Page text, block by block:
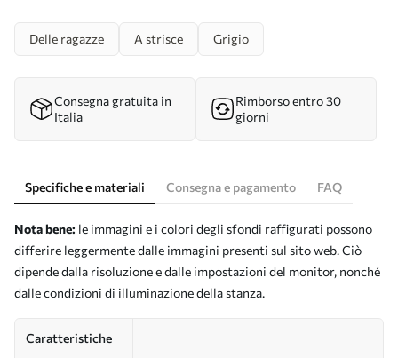
Delle ragazze A strisce Grigio
Consegna gratuita in
Italia
Rimborso entro 30
giorni
Specifiche e materiali Consegna e pagamento FAQ
Nota bene: le immagini e i colori degli sfondi raffigurati possono
differire leggermente dalle immagini presenti sul sito web. Ciò
dipende dalla risoluzione e dalle impostazioni del monitor, nonché
dalle condizioni di illuminazione della stanza.
Caratteristiche